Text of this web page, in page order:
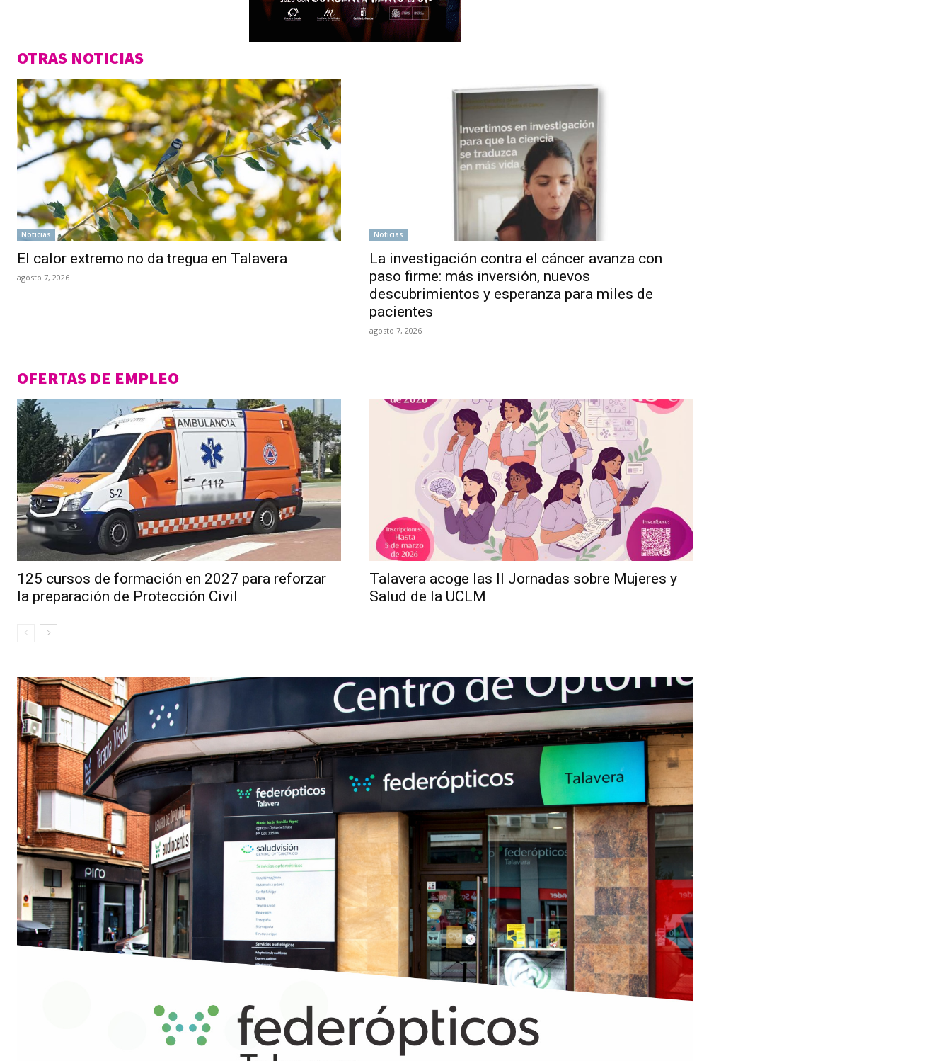
OTRAS NOTICIAS
Noticias
El calor extremo no da tregua en Talavera
agosto 7, 2026
Noticias
La investigación contra el cáncer avanza con
paso firme: más inversión, nuevos
descubrimientos y esperanza para miles de
pacientes
agosto 7, 2026
OFERTAS DE EMPLEO
125 cursos de formación en 2027 para reforzar
la preparación de Protección Civil
Talavera acoge las II Jornadas sobre Mujeres y
Salud de la UCLM